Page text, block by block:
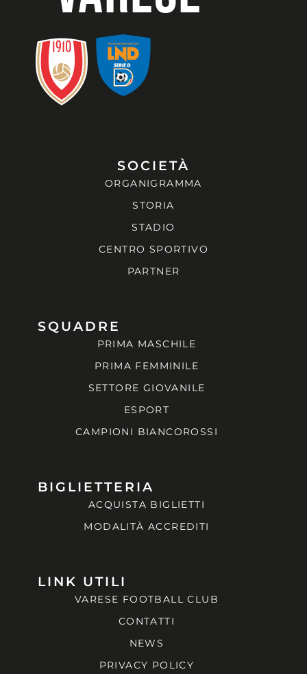
SOCIETÀ
ORGANIGRAMMA
STORIA
STADIO
CENTRO SPORTIVO
PARTNER
SQUADRE
PRIMA MASCHILE
PRIMA FEMMINILE
SETTORE GIOVANILE
ESPORT
CAMPIONI BIANCOROSSI
BIGLIETTERIA
ACQUISTA BIGLIETTI
MODALITÀ ACCREDITI
LINK UTILI
VARESE FOOTBALL CLUB
CONTATTI
NEWS
PRIVACY POLICY